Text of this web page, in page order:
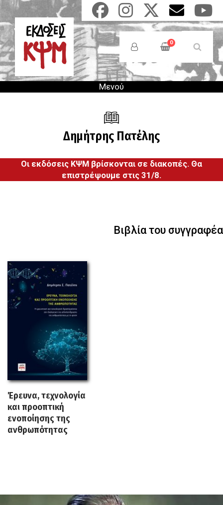
Παράκαμψη
προς
το
κυρίως
περιεχόμενο
Anonymous
Users
Menu
0
Μενού
Δημήτρης Πατέλης
Οι εκδόσεις ΚΨΜ βρίσκονται σε διακοπές. Θα
επιστρέψουμε στις 31/8.
Βιβλία του συγγραφέα
Έρευνα, τεχνολογία
και προοπτική
ενοποίησης της
ανθρωπότητας